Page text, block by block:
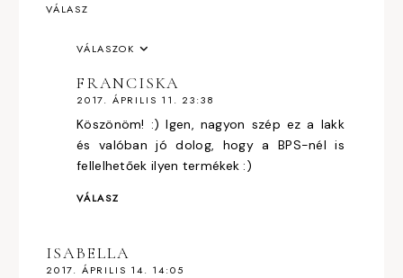
VÁLASZ
VÁLASZOK
FRANCISKA
2017. ÁPRILIS 11. 23:38
Köszönöm! :) Igen, nagyon szép ez a lakk
és valóban jó dolog, hogy a BPS-nél is
fellelhetőek ilyen termékek :)
VÁLASZ
ISABELLA
2017. ÁPRILIS 14. 14:05